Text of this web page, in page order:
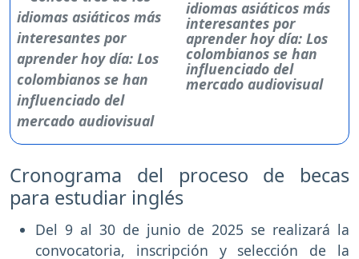
idiomas asiáticos más
interesantes por
aprender hoy día: Los
colombianos se han
influenciado del
mercado audiovisual
Cronograma del proceso de becas
para estudiar inglés
Del 9 al 30 de junio de 2025 se realizará la
convocatoria, inscripción y selección de la